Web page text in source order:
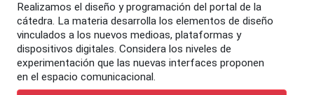
Realizamos el diseño y programación del portal de la
cátedra. La materia desarrolla los elementos de diseño
vinculados a los nuevos medioas, plataformas y
dispositivos digitales. Considera los niveles de
experimentación que las nuevas interfaces proponen
en el espacio comunicacional.